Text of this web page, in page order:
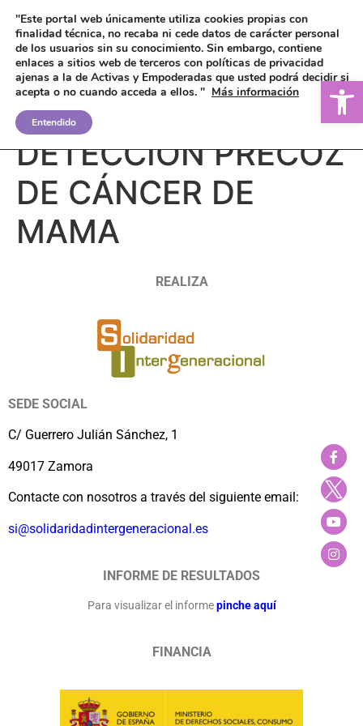
PROGRAMA DE
DETECCIÓN PRECOZ
DE CÁNCER DE
MAMA
REALIZA
SEDE SOCIAL
C/ Guerrero Julián Sánchez, 1
49017 Zamora
Contacte con nosotros a través del siguiente email:
si@solidaridadintergeneracional.es
INFORME DE RESULTADOS
Para visualizar el informe pinche aquí
FINANCIA
"Este portal web únicamente utiliza cookies propias con
finalidad técnica, no recaba ni cede datos de carácter personal
de los usuarios sin su conocimiento. Sin embargo, contiene
enlaces a sitios web de terceros con políticas de privacidad
ajenas a la de Activas y Empoderadas que usted podrá decidir si
acepta o no cuando acceda a ellos. " Más información
Entendido